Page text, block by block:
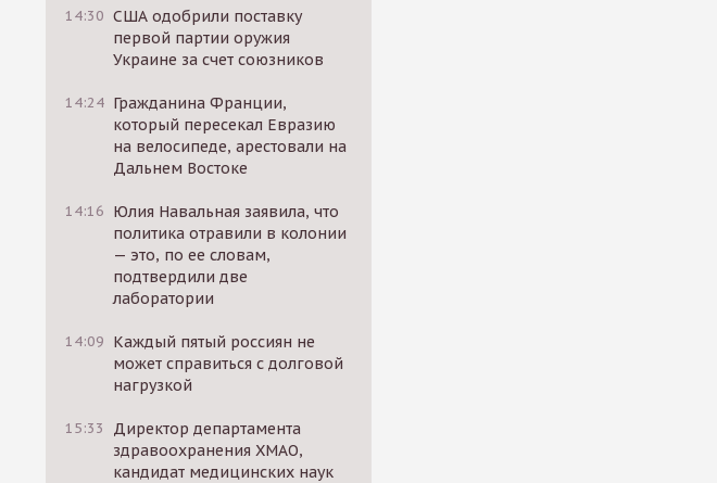
14:30 США одобрили поставку
первой партии оружия
Украине за счет союзников
14:24 Гражданина Франции,
который пересекал Евразию
на велосипеде, арестовали на
Дальнем Востоке
14:16 Юлия Навальная заявила, что
политика отравили в колонии
— это, по ее словам,
подтвердили две
лаборатории
14:09 Каждый пятый россиян не
может справиться с долговой
нагрузкой
15:33
Директор департамента
здравоохранения ХМАО,
кандидат медицинских наук